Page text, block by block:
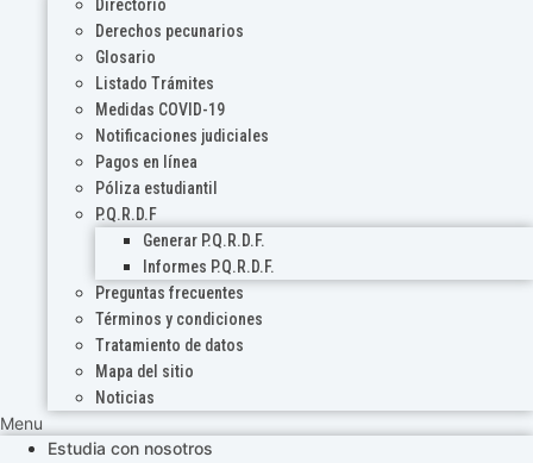
Directorio
Derechos pecunarios
Glosario
Listado Trámites
Medidas COVID-19
Notificaciones judiciales
Pagos en línea
Póliza estudiantil
P.Q.R.D.F
Generar P.Q.R.D.F.
Informes P.Q.R.D.F.
Preguntas frecuentes
Términos y condiciones
Tratamiento de datos
Mapa del sitio
Noticias
Menu
Estudia con nosotros